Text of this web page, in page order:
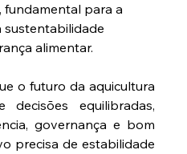
fundamental para a
sustentabilidade
alimentar.
o futuro da aquicultura
decisões equilibradas,
governança e bom
precisa de estabilidade